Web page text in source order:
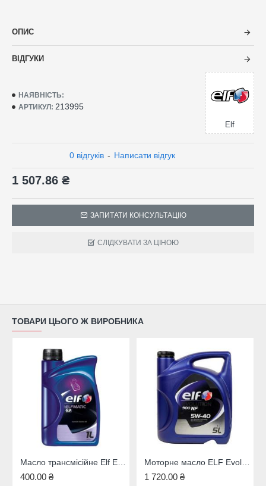
ОПИС
ВІДГУКИ
НАЯВНІСТЬ:
АРТИКУЛ: 213995
Elf
0 відгуків - Написати відгук
1 507.86 ₴
ЗАПИТАТИ КОНСУЛЬТАЦІЮ
СЛІДКУВАТИ ЗА ЦІНОЮ
ТОВАРИ ЦЬОГО Ж ВИРОБНИКА
Масло трансмісійне Elf Elfmatic G3
400.00 ₴
Моторне масло ELF Evolution 900 NF 5W-40 194872 (216651)
1 720.00 ₴